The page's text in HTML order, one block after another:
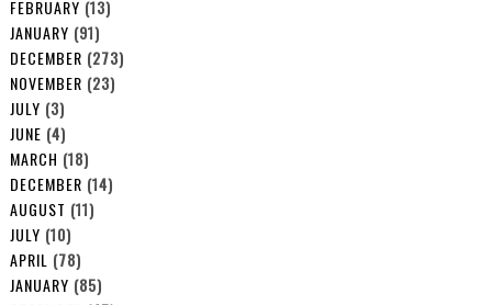
FEBRUARY (13)
JANUARY (91)
DECEMBER (273)
NOVEMBER (23)
JULY (3)
JUNE (4)
MARCH (18)
DECEMBER (14)
AUGUST (11)
JULY (10)
APRIL (78)
JANUARY (85)